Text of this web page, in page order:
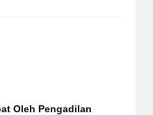
Oleh Pengadilan